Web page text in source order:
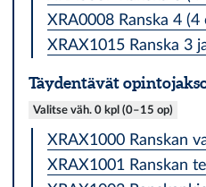
XRA0008 Ranska 4 (4
XRAX1015 Ranska 3
Täy­dentä­vät
Valitse väh. 0 kpl (0–15 op)
XRAX1000 Ranskan
XRAX1001 Ranskan